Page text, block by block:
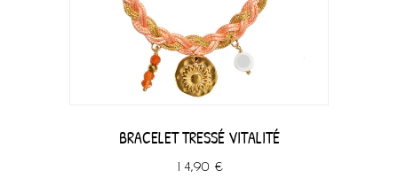
BRACELET TRESSÉ VITALITÉ
14,90 €